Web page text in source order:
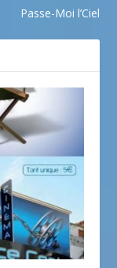
Passe-Moi l’Ciel